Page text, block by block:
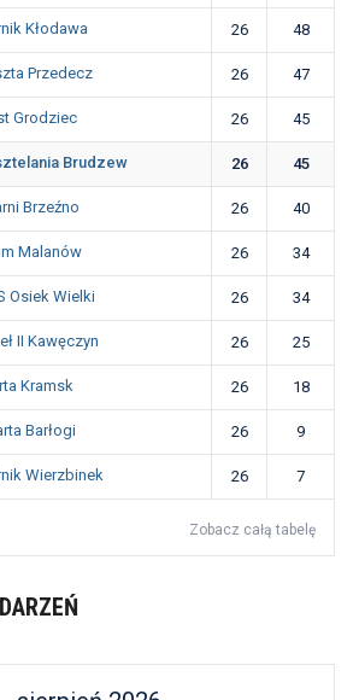
Kłodawa 26 48
Przedecz 26 47
Grodziec 26 45
Brudzew 26 45
Brzeźno 26 40
Malanów 26 34
Osiek Wielki 26 34
II Kawęczyn 26 25
Kramsk 26 18
Barłogi 26 9
Wierzbinek 26 7
Zobacz całą tabelę